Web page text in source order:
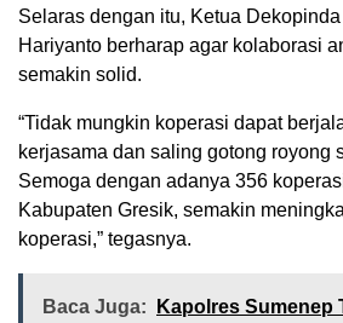
Selaras dengan itu, Ketua
Hariyanto berharap agar kolaborasi
semakin solid.
“Tidak mungkin koperasi dapat
kerjasama dan saling gotong royong
Semoga dengan adanya 356
Kabupaten Gresik, semakin
koperasi,” tegasnya.
Baca Juga:
Kapolres Sumenep